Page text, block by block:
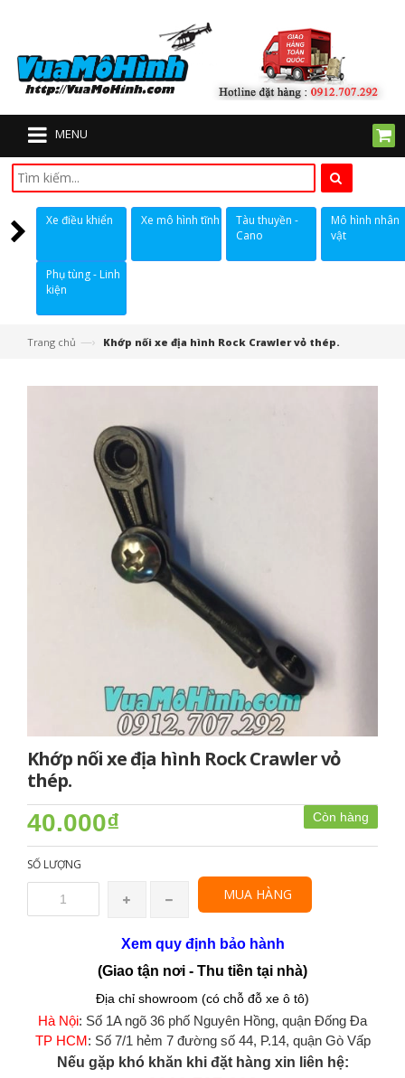
MENU
Xe điều khiển Xe mô hình tĩnh
Tàu thuyền -
Cano
Mô hình nhân
vật
Phụ tùng - Linh
kiện
Trang chủ —› Khớp nối xe địa hình Rock Crawler vỏ thép.
Khớp nối xe địa hình Rock Crawler vỏ
thép.
Còn hàng
40.000₫
SỐ LƯỢNG
MUA HÀNG
Xem quy định bảo hành
(Giao tận nơi - Thu tiền tại nhà)
Địa chỉ showroom (có chỗ đỗ xe ô tô)
Hà Nội: Số 1A ngõ 36 phố Nguyên Hồng, quận Đống Đa
TP HCM : Số 7/1 hẻm 7 đường số 44, P.14, quận Gò Vấp
Nếu gặp khó khăn khi đặt hàng xin liên hệ: